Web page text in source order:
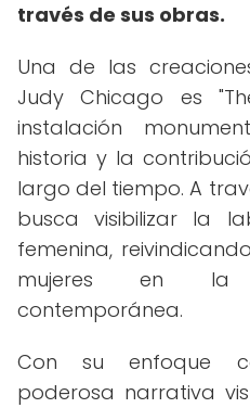
través de sus obras.
Una de las
Judy Chicago es
instalación
historia y la
largo del tiempo. A
busca visibilizar la
femenina,
mujeres en la
contemporánea.
Con su enfoque
poderosa narrativa